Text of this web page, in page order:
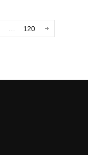
120